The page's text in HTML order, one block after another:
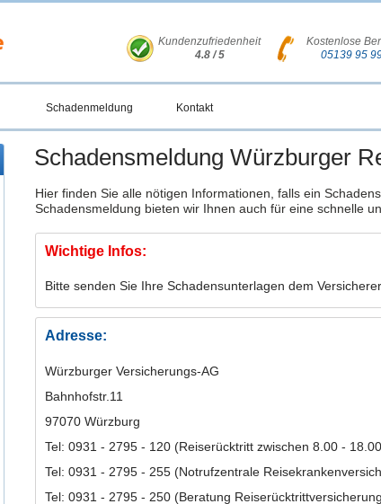
Kundenzufriedenheit
4.8 / 5
Kostenlose
05139 95
Schadenmeldung Kontakt
Schadensmeldung Würzburger
Hier finden Sie alle nötigen Informationen, falls ein
Schadensmeldung bieten wir Ihnen auch für eine schnelle
Wichtige Infos:
Bitte senden Sie Ihre Schadensunterlagen dem
Adresse:
Würzburger Versicherungs-AG
Bahnhofstr.11
97070 Würzburg
Tel: 0931 - 2795 - 120 (Reiserücktritt zwischen 8.00 -
Tel: 0931 - 2795 - 255 (Notrufzentrale
Tel: 0931 - 2795 - 250 (Beratung